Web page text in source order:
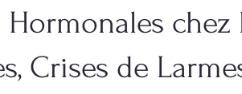
chez
Crises de